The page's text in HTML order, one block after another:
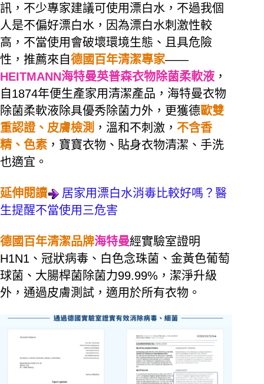
訊，不少專家建議可使用漂白水，不過我個
人是不偏好漂白水，因為漂白水刺激性較
高，不當使用會破壞環境生態、且具危險
性，推薦來自德國百年清潔專家——
HEITMANN海特曼英普森衣物除菌柔軟液 ，
自1874年便生產家用清潔產品，海特曼衣物
除菌柔軟液除具優秀除菌力外，更獲德歐雙
重認證、皮膚檢測 ，溫和不刺激， 不含香
精、色素 ，寶寶衣物、貼身衣物清潔、手洗
也適宜。
延伸閱讀
居家用漂白水消毒比較好嗎？醫
生提醒不當使用三危害
德國百年清潔品牌海特曼經實驗室證明
H1N1、冠狀病毒、白色念珠菌、金黃色葡萄
球菌、大腸桿菌除菌力99.99%，潔淨升級
外，通過皮膚測試，適用於所有衣物。